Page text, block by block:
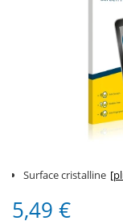
Surface cristalline
5,49 €